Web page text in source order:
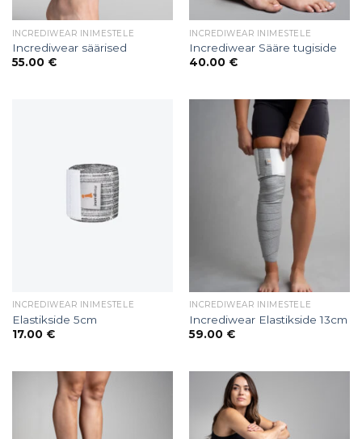
INCREDIWEAR INIMESTELE
Incrediwear säärised
55.00 €
INCREDIWEAR INIMESTELE
Incrediwear Sääre tugiside
40.00 €
INCREDIWEAR INIMESTELE
Elastikside 5cm
17.00 €
INCREDIWEAR INIMESTELE
Incrediwear Elastikside 13cm
59.00 €